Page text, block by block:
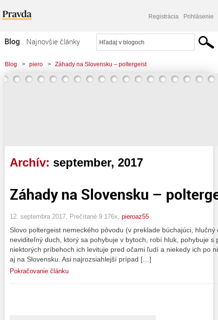
Registrácia Prihlásenie
Blog
Najnovšie články
Najčítanejšie články
Najkomentovanejšie články
Blog > piero > Záhady na Slovensku – poltergeist
Archív: september, 2017
Záhady na Slovensku –
12. septembra 2017, Prečítané 9 176x, pieroaz55
Slovo poltergeist nemeckého pôvodu (v preklade búchajúci,
neviditeľný duch, ktorý sa pohybuje v bytoch, robí hluk, pohybuje s
niektorých príbehoch ich levituje pred očami ľudí a niekedy ich po
aj na Slovensku. Asi najrozsiahlejší prípad […]
Pokračovanie článku